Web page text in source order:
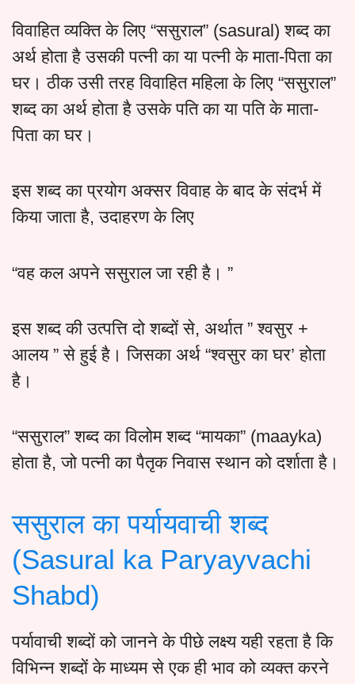
विवाहित व्यक्ति के लिए “ससुराल” (sasural) शब्द का
अर्थ होता है उसकी पत्नी का या पत्नी के माता-पिता का
घर। ठीक उसी तरह विवाहित महिला के लिए “ससुराल”
शब्द का अर्थ होता है उसके पति का या पति के माता-
पिता का घर।
इस शब्द का प्रयोग अक्सर विवाह के बाद के संदर्भ में
किया जाता है, उदाहरण के लिए
“वह कल अपने ससुराल जा रही है। ”
इस शब्द की उत्पत्ति दो शब्दों से, अर्थात ” श्वसुर +
आलय ” से हुई है। जिसका अर्थ “श्वसुर का घर’ होता
है।
“ससुराल” शब्द का विलोम शब्द “मायका” (maayka)
होता है, जो पत्नी का पैतृक निवास स्थान को दर्शाता है।
ससुराल का पर्यायवाची शब्द
(Sasural ka Paryayvachi
Shabd)
पर्यावाची शब्दों को जानने के पीछे लक्ष्य यही रहता है कि
विभिन्न शब्दों के माध्यम से एक ही भाव को व्यक्त करने